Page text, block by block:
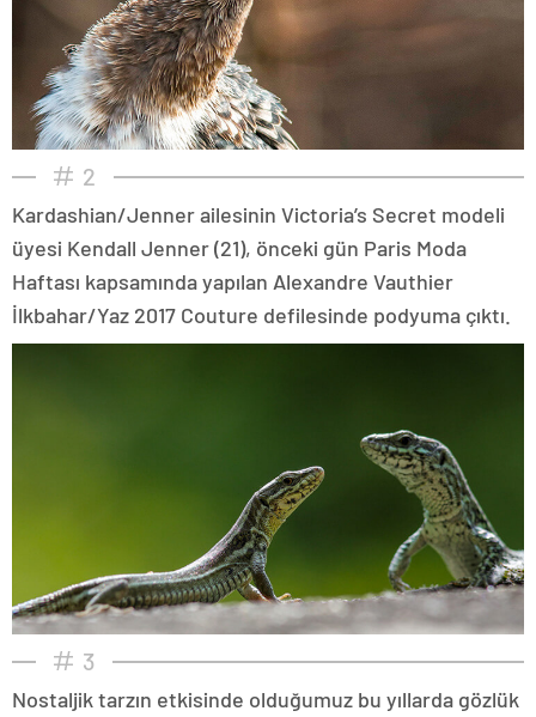
2
Kardashian/Jenner ailesinin Victoria’s Secret modeli
üyesi Kendall Jenner (21), önceki gün Paris Moda
Haftası kapsamında yapılan Alexandre Vauthier
İlkbahar/Yaz 2017 Couture defilesinde podyuma çıktı.
3
Nostaljik tarzın etkisinde olduğumuz bu yıllarda gözlük